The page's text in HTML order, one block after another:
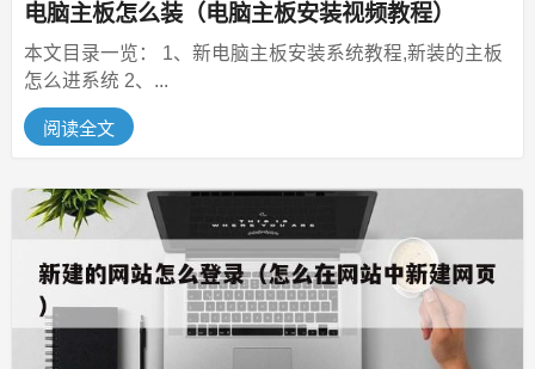
电脑主板怎么装（电脑主板安装视频教程）
本文目录一览： 1、新电脑主板安装系统教程,新装的主板
怎么进系统 2、...
阅读全文